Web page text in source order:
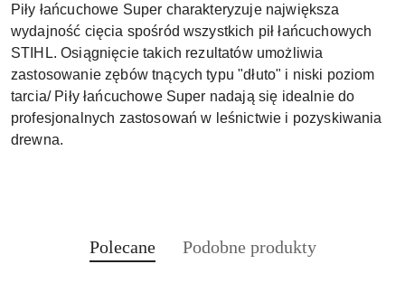
Piły łańcuchowe Super charakteryzuje największa
wydajność cięcia spośród wszystkich pił łańcuchowych
STIHL. Osiągnięcie takich rezultatów umożliwia
zastosowanie zębów tnących typu "dłuto" i niski poziom
tarcia/ Piły łańcuchowe Super nadają się idealnie do
profesjonalnych zastosowań w leśnictwie i pozyskiwania
drewna.
Pomiń karuzelę produktów
Produkty
o
Polecane
Produkty
Podobne produkty